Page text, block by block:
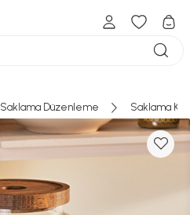
Saklama Düzenleme Saklama